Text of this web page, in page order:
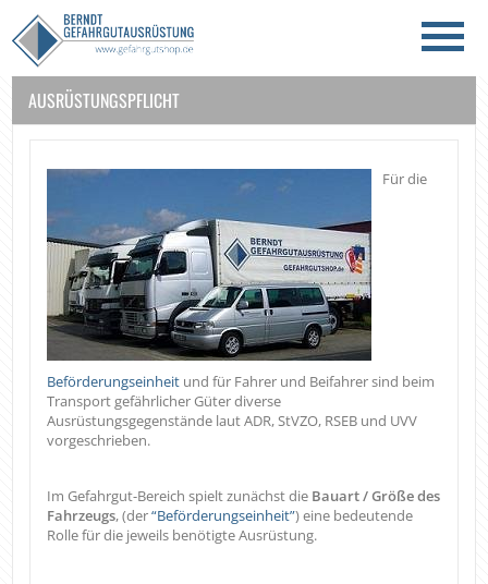
AUSRÜSTUNGSPFLICHT
Für die
Beförderungseinheit und für Fahrer und Beifahrer sind beim
Transport gefährlicher Güter diverse
Ausrüstungsgegenstände laut ADR, StVZO, RSEB und UVV
vorgeschrieben.
Im Gefahrgut-Bereich spielt zunächst die Bauart / Größe des
Fahrzeugs, (der“Beförderungseinheit”) eine bedeutende
Rolle für die jeweils benötigte Ausrüstung.